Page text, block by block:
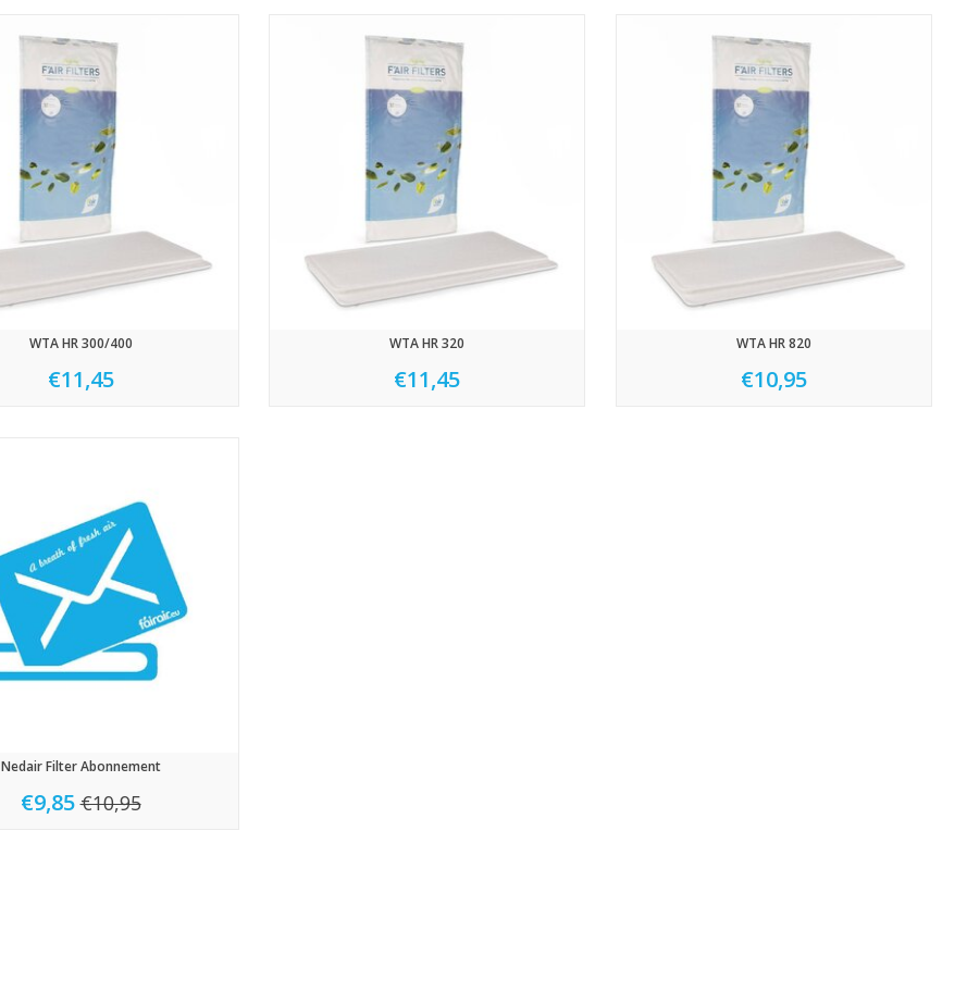
WTA HR 300/400
€11,45
WTA HR 320
€11,45
WTA HR 820
€10,95
Nedair Filter Abonnement
€9,85 €10,95